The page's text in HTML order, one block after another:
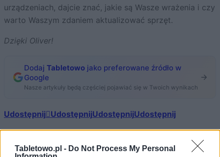
Tabletowo.pl - Do Not Process My Personal
urządzeniach, dajcie znać, jakie są Wasze wrażenia i czy
warto Waszym zdaniem aktualizować sprzęt.
Dzięki Oliver!
Dodaj Tabletowo jako preferowane źródło w
Google
Nasze artykuły będą częściej pojawiać się w Twoich wynikach
Udostępnij UdostępnijUdostępnijUdostępnij